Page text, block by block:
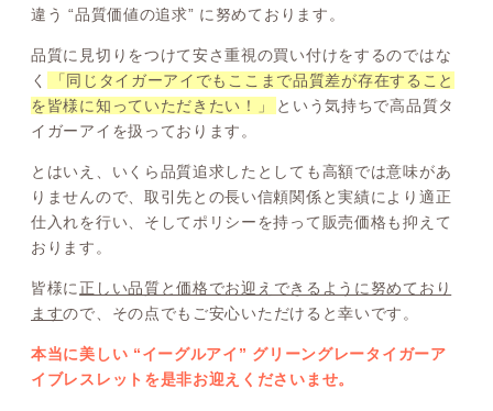
違う “品質価値の追求” に努めております。
品質に見切りをつけて安さ重視の買い付けをするのではな
く
「同じタイガーアイでもここまで品質差が存在すること
を皆様に知っていただきたい！」
という気持ちで高品質タ
イガーアイを扱っております。
とはいえ、いくら品質追求したとしても高額では意味があ
りませんので、取引先との長い信頼関係と実績により適正
仕入れを行い、そしてポリシーを持って販売価格も抑えて
おります。
皆様に 正しい品質と価格でお迎えできるように努めており
ますので、その点でもご安心いただけると幸いです。
本当に美しい “イーグルアイ” グリーングレータイガーア
イブレスレットを是非お迎えくださいませ。